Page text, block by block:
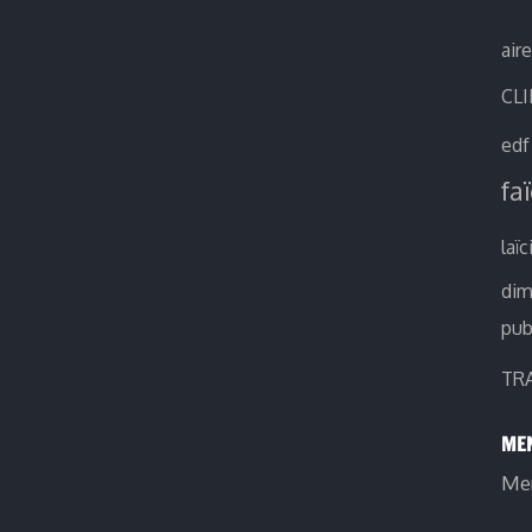
edf